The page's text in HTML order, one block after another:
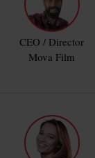
CEO / Director
Mova Film